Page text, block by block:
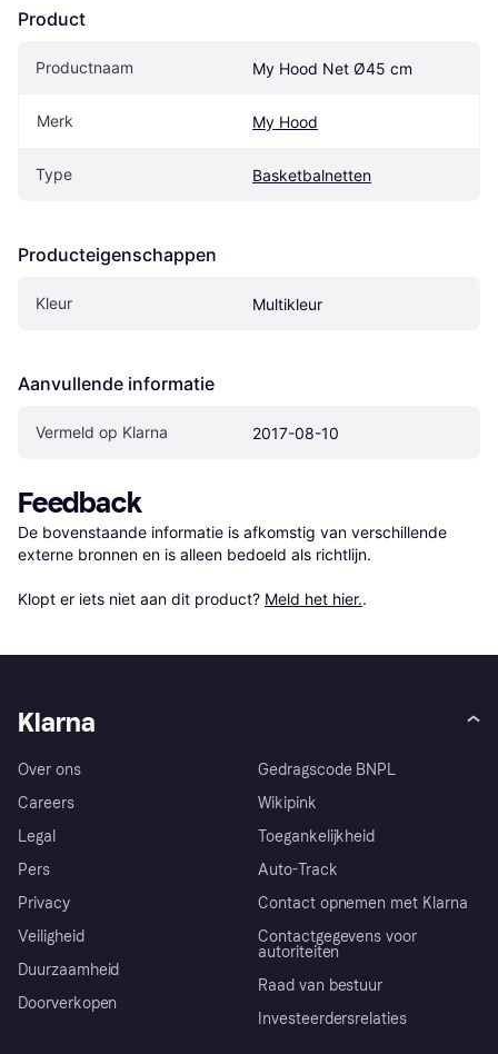
Product
Productnaam My Hood Net Ø45 cm
Merk My Hood
Type Basketbalnetten
Producteigenschappen
Kleur Multikleur
Aanvullende informatie
Vermeld op Klarna 2017-08-10
Feedback
De bovenstaande informatie is afkomstig van verschillende
externe bronnen en is alleen bedoeld als richtlijn.
Klopt er iets niet aan dit product? Meld het hier..
Klarna
Over ons
Careers
Legal
Pers
Privacy
Veiligheid
Duurzaamheid
Doorverkopen
Gedragscode BNPL
Wikipink
Toegankelijkheid
Auto-Track
Contact opnemen met Klarna
Contactgegevens voor
autoriteiten
Raad van bestuur
Investeerdersrelaties